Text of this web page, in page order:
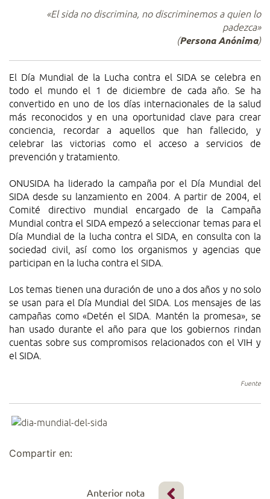
«El sida no discrimina, no discriminemos a quien lo
padezca»
(Persona Anónima)
El Día Mundial de la Lucha contra el SIDA se celebra en
todo el mundo el 1 de diciembre de cada año. Se ha
convertido en uno de los días internacionales de la salud
más reconocidos y en una oportunidad clave para crear
conciencia, recordar a aquellos que han fallecido, y
celebrar las victorias como el acceso a servicios de
prevención y tratamiento.
ONUSIDA ha liderado la campaña por el Día Mundial del
SIDA desde su lanzamiento en 2004. A partir de 2004, el
Comité directivo mundial encargado de la Campaña
Mundial contra el SIDA empezó a seleccionar temas para el
Día Mundial de la lucha contra el SIDA, en consulta con la
sociedad civil, así como los organismos y agencias que
participan en la lucha contra el SIDA.
Los temas tienen una duración de uno a dos años y no solo
se usan para el Día Mundial del SIDA. Los mensajes de las
campañas como «Detén el SIDA. Mantén la promesa», se
han usado durante el año para que los gobiernos rindan
cuentas sobre sus compromisos relacionados con el VIH y
el SIDA.
Fuente
Compartir en:
Anterior nota